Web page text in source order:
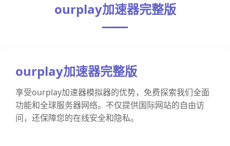
ourplay加速器完整版
ourplay加速器完整版
享受ourplay加速器模拟器的优势，免费探索我们全面
功能和全球服务器网络。不仅提供国际网站的自由访
问，还保障您的在线安全和隐私。